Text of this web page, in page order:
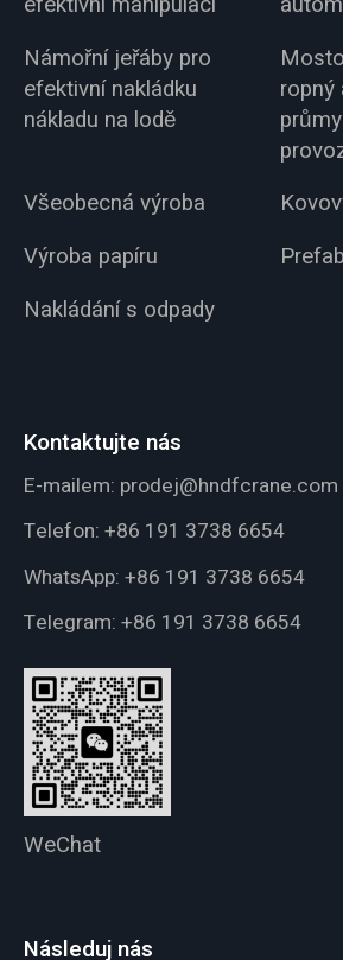
Námořní jeřáby pro
efektivní nakládku
nákladu na lodě
ropný
Všeobecná výroba
Výroba papíru
Nakládání s odpady
Kontaktujte nás
E-mailem: prodej@hndfcrane.com
Telefon: +86 191 3738 6654
WhatsApp: +86 191 3738 6654
Telegram: +86 191 3738 6654
WeChat
Následuj nás